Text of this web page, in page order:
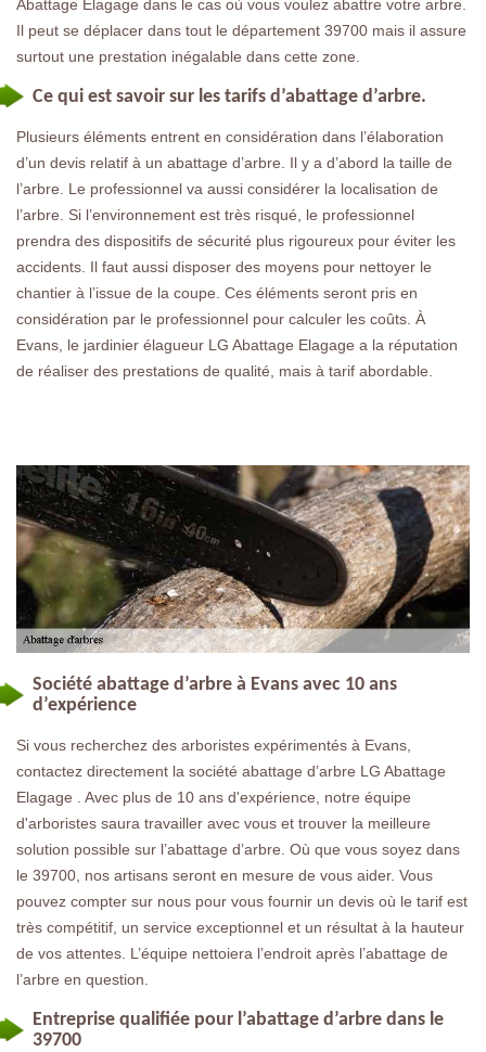
Abattage Elagage dans le cas où vous voulez abattre votre arbre.
Il peut se déplacer dans tout le département 39700 mais il assure
surtout une prestation inégalable dans cette zone.
Ce qui est savoir sur les tarifs d’abattage d’arbre.
Plusieurs éléments entrent en considération dans l’élaboration
d’un devis relatif à un abattage d’arbre. Il y a d’abord la taille de
l’arbre. Le professionnel va aussi considérer la localisation de
l’arbre. Si l’environnement est très risqué, le professionnel
prendra des dispositifs de sécurité plus rigoureux pour éviter les
accidents. Il faut aussi disposer des moyens pour nettoyer le
chantier à l’issue de la coupe. Ces éléments seront pris en
considération par le professionnel pour calculer les coûts. À
Evans, le jardinier élagueur LG Abattage Elagage a la réputation
de réaliser des prestations de qualité, mais à tarif abordable.
Société abattage d’arbre à Evans avec 10 ans
d’expérience
Si vous recherchez des arboristes expérimentés à Evans,
contactez directement la société abattage d’arbre LG Abattage
Elagage . Avec plus de 10 ans d'expérience, notre équipe
d'arboristes saura travailler avec vous et trouver la meilleure
solution possible sur l’abattage d’arbre. Où que vous soyez dans
le 39700, nos artisans seront en mesure de vous aider. Vous
pouvez compter sur nous pour vous fournir un devis où le tarif est
très compétitif, un service exceptionnel et un résultat à la hauteur
de vos attentes. L’équipe nettoiera l’endroit après l’abattage de
l’arbre en question.
Entreprise qualifiée pour l’abattage d’arbre dans le
39700